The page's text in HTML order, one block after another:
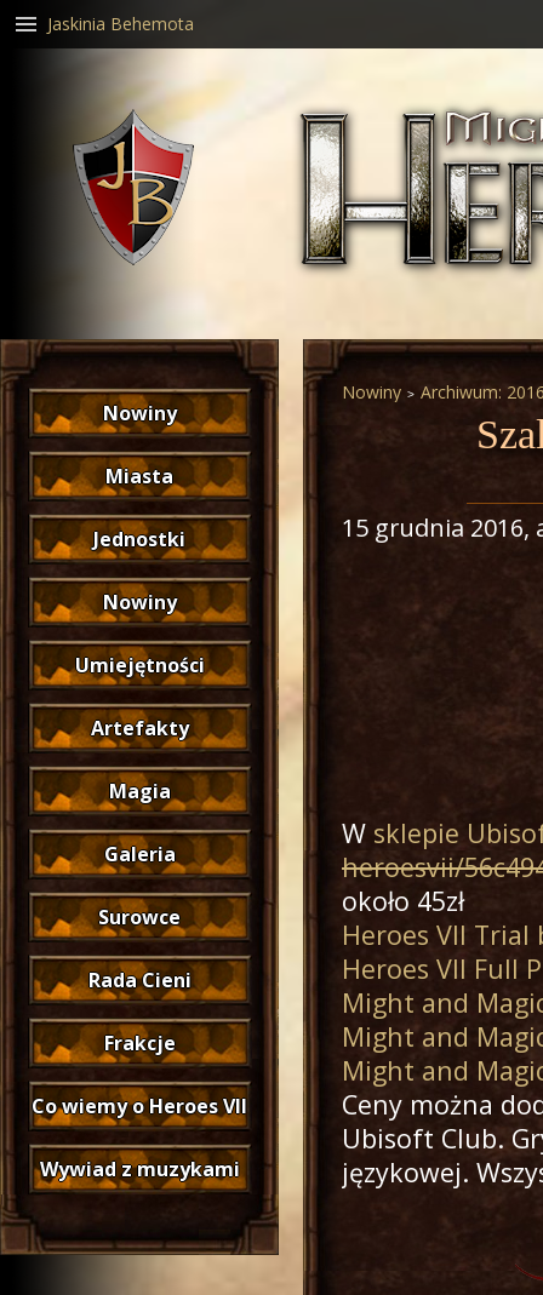
Nowiny
Miasta
Jednostki
Nowiny
Umiejętności
Artefakty
Magia
Galeria
Surowce
Rada Cieni
Frakcje
Co wiemy o Heroes VII
Wywiad z muzykami
Nowiny Archiwum:
15 grudnia 2016,
W sklepie
heroesvii/
około 45zł
Heroes VII Trial
Heroes VII Full
Might and
Might and
Might and
Ceny można
Ubisoft Club.
językowej.
Jaskinia Behemota